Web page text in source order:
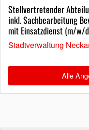
Stellvertretender
inkl. Sachbearbeitung
mit Einsatzdienst (m/w/
Stadtverwaltung
Alle